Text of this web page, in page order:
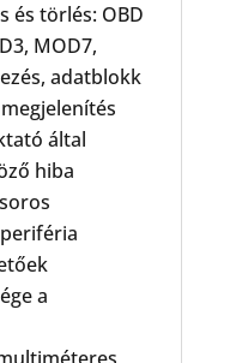
és törlés: OBD
MOD7,
adatblokk
által
hiba
a